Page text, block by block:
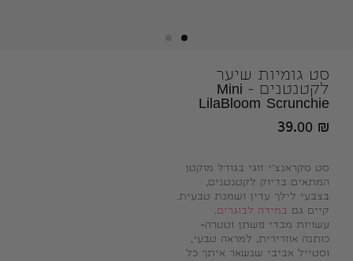
סט גומיות שיער
לקטנטנים – Mini
LilaBloom Scrunchie
39.00 ₪
סט סקראנצ'י זוגי בגודל מוקטן
המתאים בדיוק לקטנטנים,
בצבעי לילך עדין ושמנת טבעית.
קיים גם במידה לבוגרים.
עשויות מבדי פשתן וטטרה-
כותנה אוורירית, למראה טבעי,
וסטייל אביבי שנשאר איתך כל